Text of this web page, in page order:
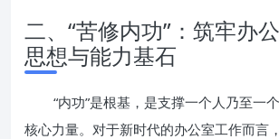
二、“苦修内功”：筑牢办
思想与能力基石
“内功”是根基，是支撑一个人乃至一
核心力量。对于新时代的办公室工作而言